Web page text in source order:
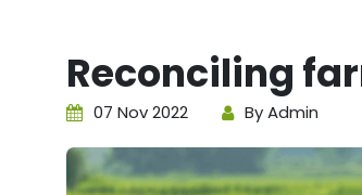
Reconciling
07 Nov 2022 By Admin